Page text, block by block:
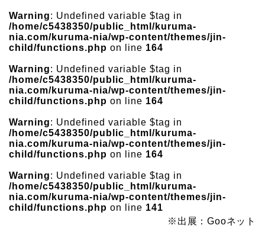
Warning: Undefined variable $tag in
/home/c5438350/public_html/kuruma-
nia.com/kuruma-nia/wp-content/themes/jin-
child/functions.php on line 164
Warning: Undefined variable $tag in
/home/c5438350/public_html/kuruma-
nia.com/kuruma-nia/wp-content/themes/jin-
child/functions.php on line 164
Warning: Undefined variable $tag in
/home/c5438350/public_html/kuruma-
nia.com/kuruma-nia/wp-content/themes/jin-
child/functions.php on line 164
Warning: Undefined variable $tag in
/home/c5438350/public_html/kuruma-
nia.com/kuruma-nia/wp-content/themes/jin-
child/functions.php on line 141
※出展：Gooネット